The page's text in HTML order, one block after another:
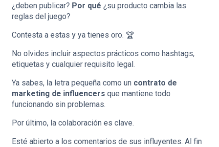
¿deben publicar? Por qué ¿su producto cambia las
reglas del juego?
Contesta a estas y ya tienes oro. 🏆
No olvides incluir aspectos prácticos como hashtags,
etiquetas y cualquier requisito legal.
Ya sabes, la letra pequeña como un contrato de
marketing de influencers que mantiene todo
funcionando sin problemas.
Por último, la colaboración es clave.
Esté abierto a los comentarios de sus influyentes. Al fin